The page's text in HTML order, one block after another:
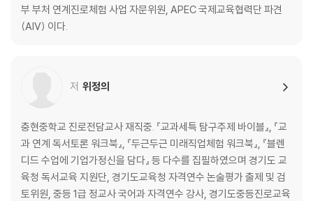
Chapter.4 치료, 보건 … 212p
부 부처 연계진로체험 사업 자문위원, APEC 국제교육협력단 파견
(AIV) 이다.
저 위정의
충현중학교 진로전담교사 재직중. 『교과세특 탐구주제 바이블』, 『교
과 연계 독서토론 워크북』, 『두근두근 미래직업체험 워크북』, 『블렌
디드 수업에 기업가정신을 담다』 등 다수를 집필하였으며 경기도 교
육청 독서교육 지원단, 경기도교육청 자격연수 논술평가 출제 및 검
토위원, 중등 1급 정교사 국어과 자격연수 강사, 경기도중등진로교육